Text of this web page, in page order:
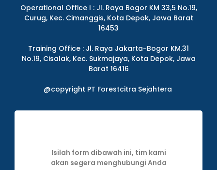
Operational Office I : Jl. Raya Bogor KM 33,5 No.19,
Curug, Kec. Cimanggis, Kota Depok, Jawa Barat
16453
Training Office : Jl. Raya Jakarta-Bogor KM.31
No.19, Cisalak, Kec. Sukmajaya, Kota Depok, Jawa
Barat 16416
@copyright PT Forestcitra Sejahtera
Isilah form dibawah ini, tim kami
akan segera menghubungi Anda